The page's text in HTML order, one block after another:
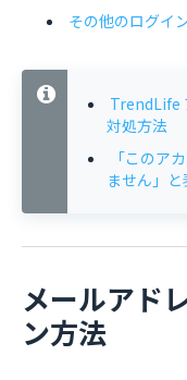
その他のログイ
TrendLife
対処方法
「このア
ません」
メールアド
ン方法